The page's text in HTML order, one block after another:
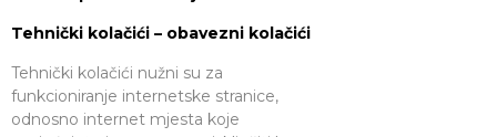
Tehnički kolačići – obavezni kolačići
Tehnički kolačići nužni su za
funkcioniranje internetske stranice,
odnosno internet mjesta koje